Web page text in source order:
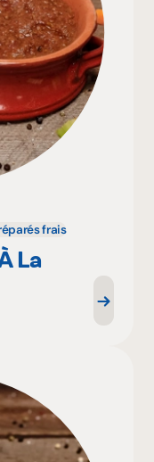
frais
La